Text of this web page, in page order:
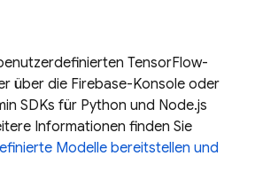
TensorFlow-
über die Firebase-Konsole oder
SDKs für Python und Node.js
Informationen finden Sie
Modelle bereitstellen und